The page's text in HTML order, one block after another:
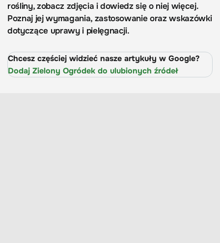
rośliny, zobacz zdjęcia i dowiedz się o niej więcej.
Poznaj jej wymagania, zastosowanie oraz wskazówki
dotyczące uprawy i pielęgnacji.
Chcesz częściej widzieć nasze artykuły w Google?
Dodaj Zielony Ogródek do ulubionych źródeł